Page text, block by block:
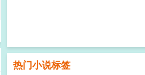
热门小说标签